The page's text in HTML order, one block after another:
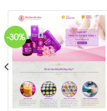
-30%